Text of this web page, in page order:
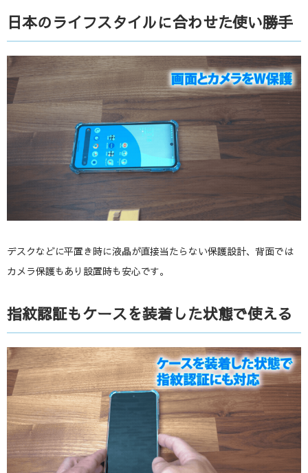
日本のライフスタイルに合わせた使い勝手
デスクなどに平置き時に液晶が直接当たらない保護設計、背面では
カメラ保護もあり設置時も安心です。
指紋認証もケースを装着した状態で使える